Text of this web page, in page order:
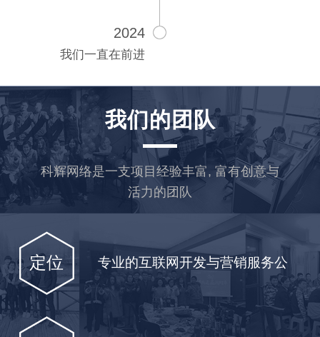
2024
我们一直在前进
我们的团队
科辉网络是一支项目经验丰富, 富有创意与
活力的团队
定位 专业的互联网开发与营销服务公